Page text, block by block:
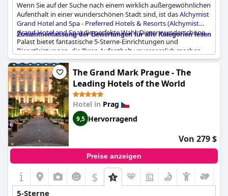
Wenn Sie auf der Suche nach einem wirklich außergewöhnlichen
Aufenthalt in einer wunderschönen Stadt sind, ist dasAlchymist
Grand Hotel and Spa - Preferred Hotels & Resorts (Alchymist
Grand Hotel and Spa)die perfekte Wahl. Dieser wunderschöne
Palast bietet fantastische 5-Sterne-Einrichtungen und
Dienstleistungen, die Ihren Aufenthalt unvergesslich machen
werden. Obwohl einige Gäste der Meinung sind, dass es sich
nicht um ein echtes Fünf-Sterne-Hotel handelt, bewerten die
meisten es als einfach hervorragend. Das Hotel befindet sich in
zentraler Lage, so dass Sie die Stadt leicht erkunden können.
Gäste aus aller Welt schwärmen von den erstklassigen
Annehmlichkeiten und dem hervorragenden Service des Hotels.
Von den komfortablen Zimmern bis hin zum luxuriösen Spa
bietet dieses Hotel ein hervorragendes Preis-Leistungs-
Verhältnis. Alles in allem ist es ein außergewöhnliches Erlebnis,
das sehr zu empfehlen ist.
Zusammenfassung der Bewertungen für alle Kategorien lesen
The Grand Mark Prague - The
Leading Hotels of the World
Hotel in Prag
9,5 Hervorragend
Von 279 $
Preise anzeigen
$
5-Sterne